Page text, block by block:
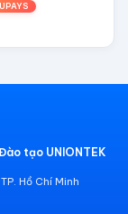
tạo UNIONTEK
Hồ Chí Minh